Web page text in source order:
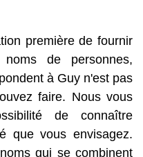
première de fournir
de personnes,
à Guy n'est pas
faire. Nous vous
de connaître
que vous envisagez.
qui se combinent